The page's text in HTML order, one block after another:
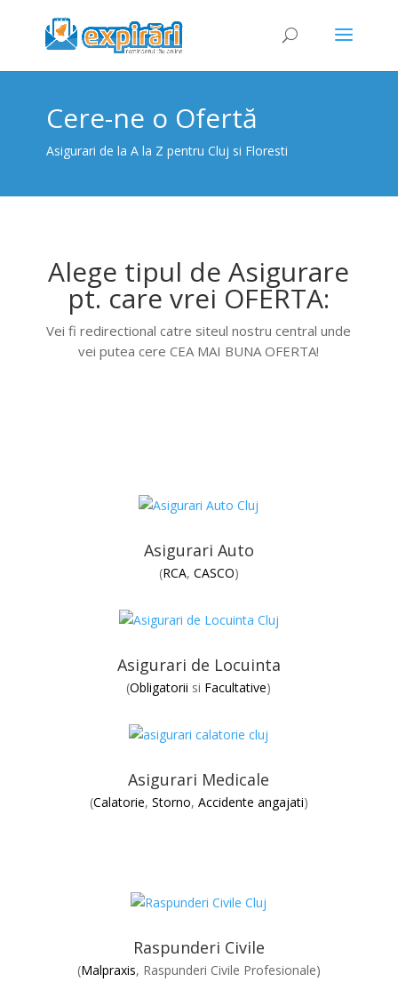
Cere-ne o Ofertă
Asigurari de la A la Z pentru Cluj si Floresti
Alege tipul de Asigurare
pt. care vrei OFERTA:
Vei fi redirectional catre siteul nostru central unde
vei putea cere CEA MAI BUNA OFERTA!
Asigurari Auto
(RCA, CASCO)
Asigurari de Locuinta
(Obligatorii si Facultative)
Asigurari Medicale
(Calatorie, Storno, Accidente angajati)
Raspunderi Civile
(Malpraxis, Raspunderi Civile Profesionale)